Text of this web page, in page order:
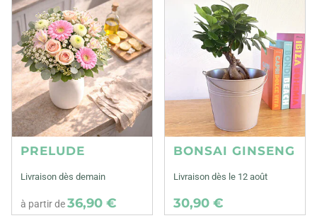
PRELUDE
Livraison dès demain
à partir de36,90 €
BONSAI GINSENG
Livraison dès le 12 août
30,90 €